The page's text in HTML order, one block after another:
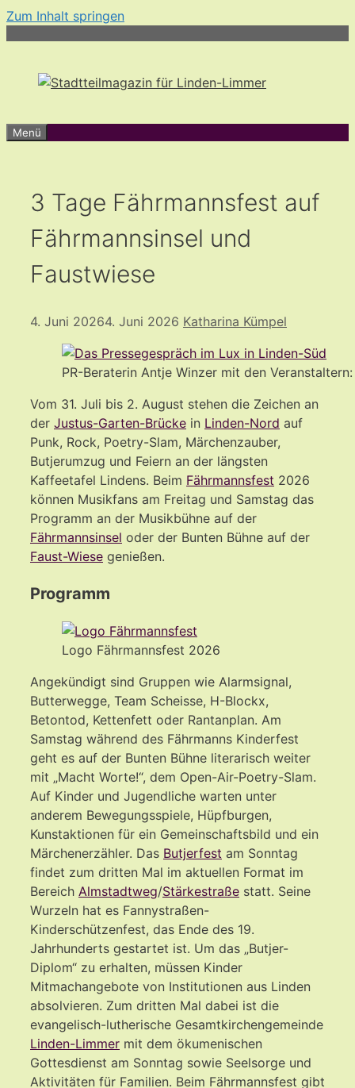
Zum Inhalt springen
Menü
3 Tage Fährmannsfest auf
Fährmannsinsel und
Faustwiese
4. Juni 20264. Juni 2026 Katharina Kümpel
PR-Beraterin Antje Winzer mit den
Vom 31. Juli bis 2. August stehen die Zeichen an
der Justus-Garten-Brücke in Linden-Nord auf
Punk, Rock, Poetry-Slam, Märchenzauber,
Butjerumzug und Feiern an der längsten
Kaffeetafel Lindens. Beim Fährmannsfest 2026
können Musikfans am Freitag und Samstag das
Programm an der Musikbühne auf der
Fährmannsinsel oder der Bunten Bühne auf der
Faust-Wiese genießen.
Programm
Logo Fährmannsfest 2026
Angekündigt sind Gruppen wie Alarmsignal,
Butterwegge, Team Scheisse, H-Blockx,
Betontod, Kettenfett oder Rantanplan. Am
Samstag während des Fährmanns Kinderfest
geht es auf der Bunten Bühne literarisch weiter
mit „Macht Worte!“, dem Open-Air-Poetry-Slam.
Auf Kinder und Jugendliche warten unter
anderem Bewegungsspiele, Hüpfburgen,
Kunstaktionen für ein Gemeinschaftsbild und ein
Märchenerzähler. Das Butjerfest am Sonntag
findet zum dritten Mal im aktuellen Format im
Bereich Almstadtweg/Stärkestraße statt. Seine
Wurzeln hat es Fannystraßen-
Kinderschützenfest, das Ende des 19.
Jahrhunderts gestartet ist. Um das „Butjer-
Diplom“ zu erhalten, müssen Kinder
Mitmachangebote von Institutionen aus Linden
absolvieren. Zum dritten Mal dabei ist die
evangelisch-lutherische Gesamtkirchengemeinde
Linden-Limmer mit dem ökumenischen
Gottesdienst am Sonntag sowie Seelsorge und
Aktivitäten für Familien. Beim Fährmannsfest gibt